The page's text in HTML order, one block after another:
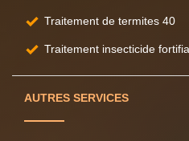
Traitement de termites 40
Traitement insecticide
AUTRES SERVICES